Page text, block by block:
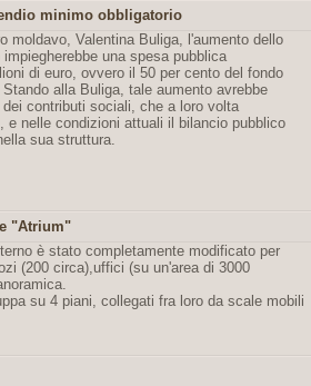
minimo obbligatorio
moldavo, Valentina Buliga, l'aumento dello
una spesa pubblica
di euro, ovvero il 50 per cento del fondo
alla Buliga, tale aumento avrebbe
contributi sociali, che a loro volta
e nelle condizioni attuali il bilancio pubblico
sua struttura.
"Atrium"
è stato completamente modificato per
(200 circa),uffici (su un'area di 3000
su 4 piani, collegati fra loro da scale mobili